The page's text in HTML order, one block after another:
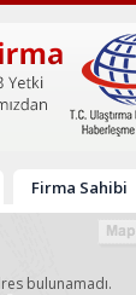
Firma Sahibi
bulunamadı.